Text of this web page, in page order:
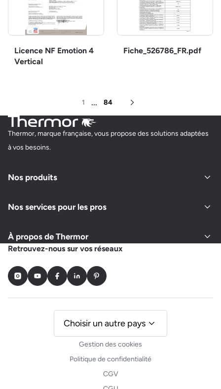
Licence NF Emotion 4
Vertical
Fiche_526786_FR.pdf
1 ... 84
Page suivante
Thermor, marque française, vous propose des solutions adaptées
à vos besoins.
Nos produits
Nos services pour les pros
À propos de Thermor
Retrouvez-nous sur vos réseaux
InstagramYoutubeFacebookLinkedInPinterest
Gestion des cookies
Politique de confidentialité
CGV
Choisir un autre pays